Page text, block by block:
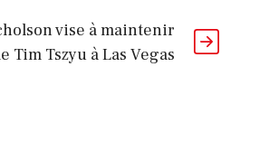
vise à maintenir
Tim Tszyu à Las Vegas